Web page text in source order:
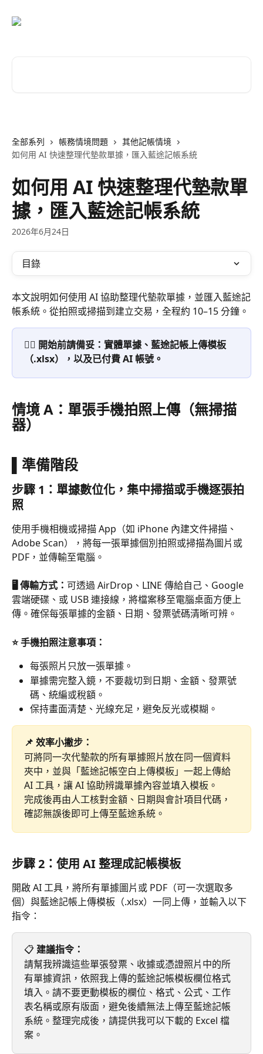
全部系列 帳務情境問題
其他記帳情境
如何用 AI 快速整理代墊款單據，匯入藍途記帳系統
如何用 AI 快速整理代墊款單
據，匯入藍途記帳系統
2026年6月24日
目錄
本文說明如何使用 AI 協助整理代墊款單據，並匯入藍途記
帳系統。從拍照或掃描到建立交易，全程約 10–15 分鐘。
👉🏻 開始前請備妥：實體單據、藍途記帳上傳模板
（.xlsx），以及已付費 AI 帳號。
情境 A：單張手機拍照上傳（無掃描
器）
▌準備階段
步驟 1：單據數位化，集中掃描或手機逐張拍
照
使用手機相機或掃描 App（如 iPhone 內建文件掃描、
Adobe Scan），將每一張單據個別拍照或掃描為圖片或
PDF，並傳輸至電腦。
🖥️ 傳輸方式： 可透過 AirDrop、LINE 傳給自己、Google
雲端硬碟、或 USB 連接線，將檔案移至電腦桌面方便上
傳。確保每張單據的金額、日期、發票號碼清晰可辨。
⭐️ 手機拍照注意事項：
每張照片只放一張單據。
單據需完整入鏡，不要裁切到日期、金額、發票號
碼、統編或稅額。
保持畫面清楚、光線充足，避免反光或模糊。
📌 效率小撇步：
可將同一次代墊款的所有單據照片放在同一個資料
夾中，並與「藍途記帳空白上傳模板」一起上傳給
AI 工具，讓 AI 協助辨識單據內容並填入模板。
完成後再由人工核對金額、日期與會計項目代碼，
確認無誤後即可上傳至藍途系統。
步驟 2：使用 AI 整理成記帳模板
開啟 AI 工具，將所有單據圖片或 PDF（可一次選取多
個）與藍途記帳上傳模板（.xlsx）一同上傳，並輸入以下
指令：
📋 建議指令：
請幫我辨識這些單張發票、收據或憑證照片中的所
有單據資訊，依照我上傳的藍途記帳模板欄位格式
填入。請不要更動模板的欄位、格式、公式、工作
表名稱或原有版面，避免後續無法上傳至藍途記帳
系統。整理完成後，請提供我可以下載的 Excel 檔
案。